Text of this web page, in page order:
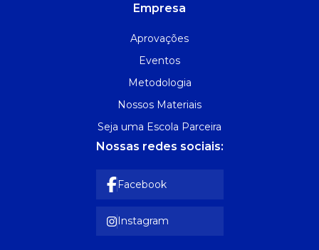
Empresa
Aprovações
Eventos
Metodologia
Nossos Materiais
Seja uma Escola Parceira
Nossas redes sociais:
Facebook
Instagram